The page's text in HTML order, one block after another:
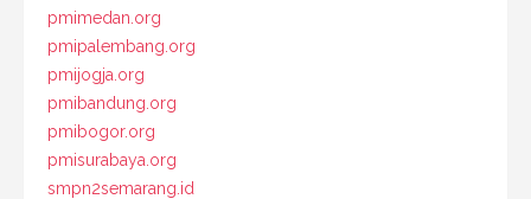
pmimedan.org
pmipalembang.org
pmijogja.org
pmibandung.org
pmibogor.org
pmisurabaya.org
smpn2semarang.id